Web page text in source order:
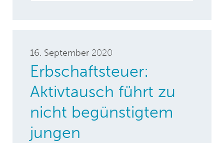
16. September 2020
Erbschaftsteuer:
Aktivtausch führt zu
nicht begünstigtem
jungen